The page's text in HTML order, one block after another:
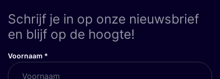
Schrijf je in op onze nieuwsbrief
en blijf op de hoogte!
Voornaam *